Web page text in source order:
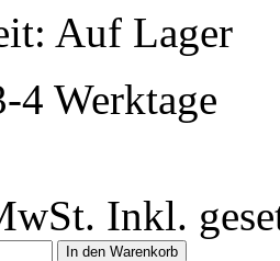
Auf Lager
4 Werktage
Inkl.
In den Warenkorb